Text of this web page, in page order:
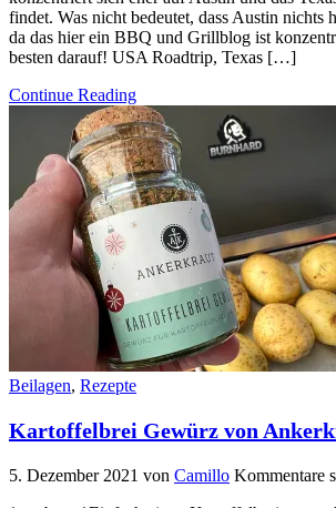
findet. Was nicht bedeutet, dass Austin nichts
da das hier ein BBQ und Grillblog ist
besten darauf! USA Roadtrip, Texas […]
Continue Reading
Beilagen, Rezepte
Kartoffelbrei Gewürz von
5. Dezember 2021 von Camillo Kommentare